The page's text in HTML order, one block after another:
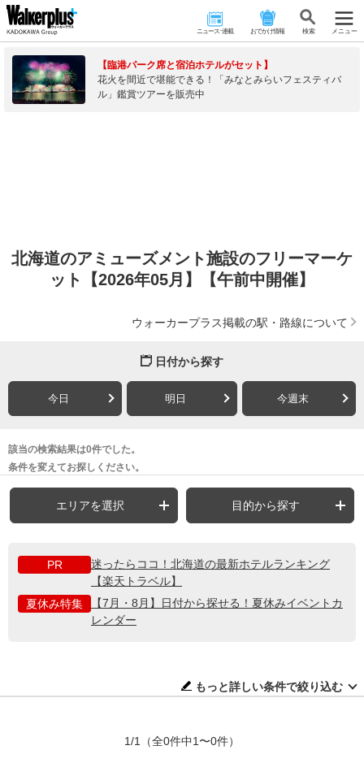
ニュース･連載 おでかけ情報 検 索 メニュー
【臨港パーク席と宿泊ホテルがセット】
花火を間近で堪能できる！「みなとみらいフェスティバ
ル」鑑賞ツアーを販売中
北海道のアミューズメント施設のフリーマーケ
ット【2026年05月】【午前中開催】
ウォーカープラス掲載の駅・路線について
日付から探す
今日 明日 今週末
該当の検索結果は0件でした。
条件を変えてお探しください。
エリアを選択 目的から探す
PR
迷ったらココ！北海道の最新ホテルランキング
【楽天トラベル】
夏休み特集
【7月・8月】日付から探せる！夏休みイベントカ
レンダー
もっと詳しい条件で絞り込む
1/1 （全0件中1〜0件）